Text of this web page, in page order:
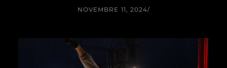
NOVEMBRE 11, 2024/